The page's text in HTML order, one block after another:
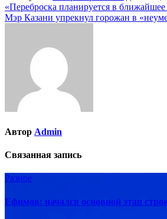
Навигация
по
«Переброска планируется в
Мэр Казани упрекнул горожан в
Автор Admin
Связанная запись
Разное
Ефимов: начался основной этап